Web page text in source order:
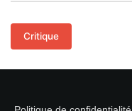
Critique